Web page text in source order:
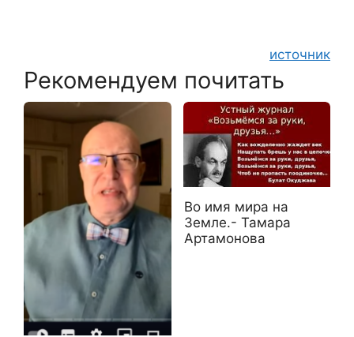
источник
Рекомендуем почитать
Во имя мира на
Земле.- Тамара
Артамонова